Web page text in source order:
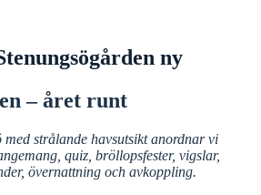
ny
– året runt
med strålande havsutsikt anordnar vi
quiz, bröllopsfester, vigslar,
övernattning och avkoppling.